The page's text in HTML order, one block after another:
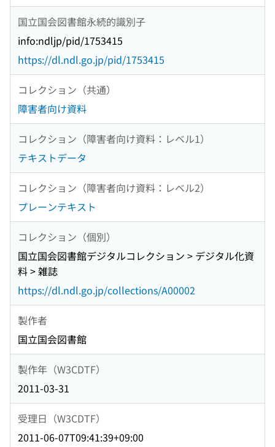
国立国会図書館永続的識別子
info:ndljp/pid/1753415
https://dl.ndl.go.jp/pid/1753415
コレクション（共通）
障害者向け資料
コレクション（障害者向け資料：レベル1）
テキストデータ
コレクション（障害者向け資料：レベル2）
プレーンテキスト
コレクション（個別）
国立国会図書館デジタルコレクション > デジタル化資
料 > 雑誌
https://dl.ndl.go.jp/collections/A00002
製作者
国立国会図書館
製作年（W3CDTF）
2011-03-31
受理日（W3CDTF）
2011-06-07T09:41:39+09:00